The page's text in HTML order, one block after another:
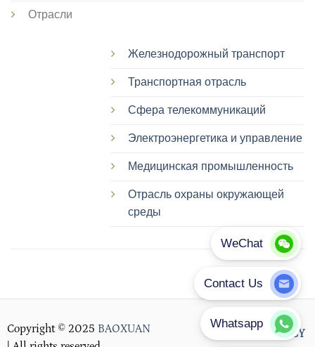
Отрасли
Железнодорожный транспорт
Транспортная отрасль
Сфера телекоммуникаций
Электроэнергетика и управление
Медицинская промышленность
Отрасль охраны окружающей
среды
Copyright © 2025 BAOXUAN
PRIVACY POLICY